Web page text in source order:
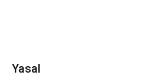
Yasal